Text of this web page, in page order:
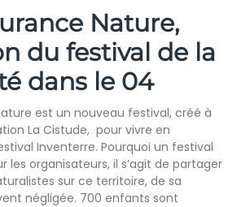
Nature,
du festival de la
dans le 04
est un nouveau festival, créé à
La Cistude, pour vivre en
Inventerre. Pourquoi un festival
les organisateurs, il s’agit de partager
sur ce territoire, de sa
négligée. 700 enfants sont